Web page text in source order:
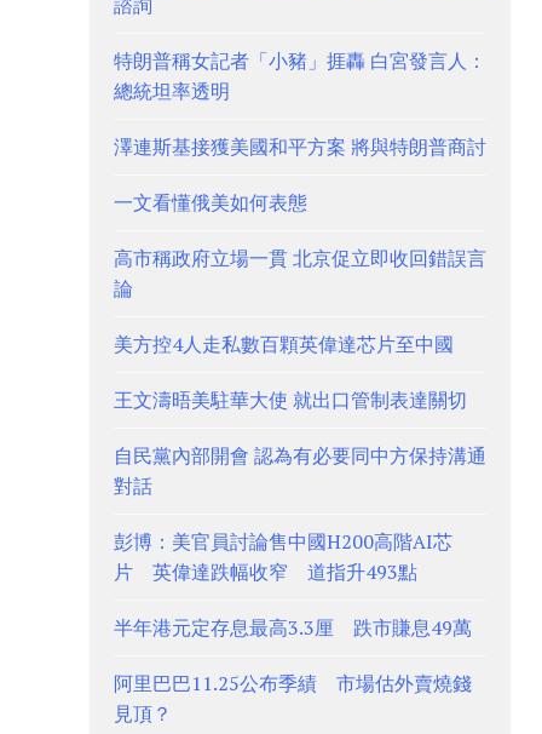
特朗普稱女記者「小豬」捱轟 白宮發言人：
總統坦率透明
澤連斯基接獲美國和平方案 將與特朗普商討
一文看懂俄美如何表態
高市稱政府立場一貫 北京促立即收回錯誤言
論
美方控4人走私數百顆英偉達芯片至中國
王文濤晤美駐華大使 就出口管制表達關切
自民黨內部開會 認為有必要同中方保持溝通
對話
彭博：美官員討論售中國H200高階AI芯
片 英偉達跌幅收窄 道指升493點
半年港元定存息最高3.3厘 跌市賺息49萬
阿里巴巴11.25公布季績 市場估外賣燒錢
見頂？